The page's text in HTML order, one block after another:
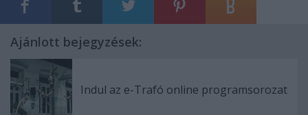
Ajánlott bejegyzések:
Indul az e-Trafó online programsorozat